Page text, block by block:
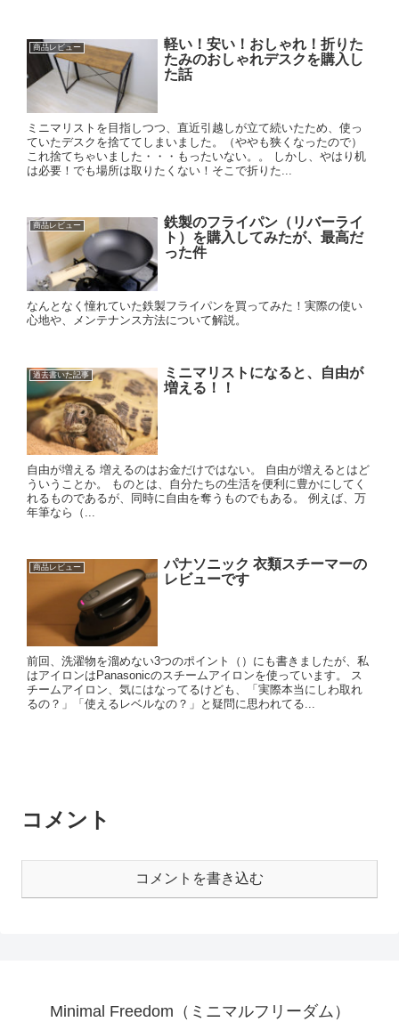
商品レビュー
軽い！安い！おしゃれ！折りた
たみのおしゃれデスクを購入し
た話
ミニマリストを目指しつつ、直近引越しが立て続いたため、使っ
ていたデスクを捨ててしまいました。（ややも狭くなったので）
これ捨てちゃいました・・・もったいない。。 しかし、やはり机
は必要！でも場所は取りたくない！そこで折りた...
商品レビュー
鉄製のフライパン（リバーライ
ト）を購入してみたが、最高だ
った件
なんとなく憧れていた鉄製フライパンを買ってみた！実際の使い
心地や、メンテナンス方法について解説。
過去書いた記事
ミニマリストになると、自由が
増える！！
自由が増える 増えるのはお金だけではない。 自由が増えるとはど
ういうことか。 ものとは、自分たちの生活を便利に豊かにしてく
れるものであるが、同時に自由を奪うものでもある。 例えば、万
年筆なら（...
商品レビュー
パナソニック 衣類スチーマーの
レビューです
前回、洗濯物を溜めない3つのポイント（）にも書きましたが、私
はアイロンはPanasonicのスチームアイロンを使っています。 ス
チームアイロン、気にはなってるけども、「実際本当にしわ取れ
るの？」「使えるレベルなの？」と疑問に思われてる...
コメント
コメントを書き込む
Minimal Freedom（ミニマルフリーダム）